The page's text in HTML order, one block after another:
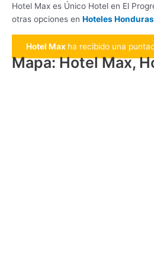
Hotel Max es Único Hotel en El
otras opciones en Hoteles
Hotel Max ha recibido una
Mapa: Hotel Max,